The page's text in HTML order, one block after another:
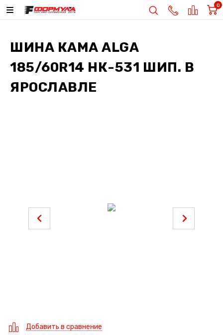
0
ШИНА КАМА ALGA
185/60R14 НК-531 ШИП. В
ЯРОСЛАВЛЕ
Добавить в сравнение